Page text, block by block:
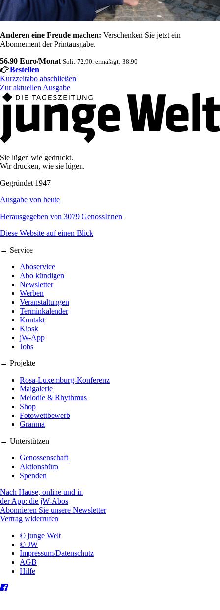
Anderen eine Freude machen: Verschenken Sie jetzt ein
Abonnement der Printausgabe.
56,90 Euro/Monat Soli: 72,90, ermäßigt: 38,90
Bestellen
Kurzzeitabo abschließen
Zur aktuellen Ausgabe
Sie lügen wie gedruckt.
Wir drucken, wie sie lügen.
Gegründet 1947
Ausgabe von heute
Herausgegeben von 3079 GenossInnen
Diese Website auf einen Blick
→ Service
Aboservice
Abo kündigen
Newsletter
Werben
Veranstaltungen
Terminkalender
Kontakt
Kiosk
jW-App
Jobs
→ Projekte
Rosa-Luxemburg-Konferenz
Maigalerie
Melodie & Rhythmus
Shop
Fotowettbewerb
Granma
→ Unterstützen
Genossenschaft
Aktionsbüro
Spenden
Nach Hause, online und in
der App: die jW-Abos
Abonnieren Sie unsere Newsletter
Vertrag widerrufen
© junge Welt
© JW
Impressum/Datenschutz
AGB
Hilfe